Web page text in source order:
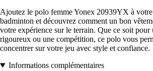
Ajoutez le polo femme Yonex 20939YX à
badminton et découvrez comment un bon
votre expérience sur le terrain. Que ce soit pour
rigoureux ou une compétition, ce polo vous
concentrer sur votre jeu avec style et confiance.
Informations complémentaires